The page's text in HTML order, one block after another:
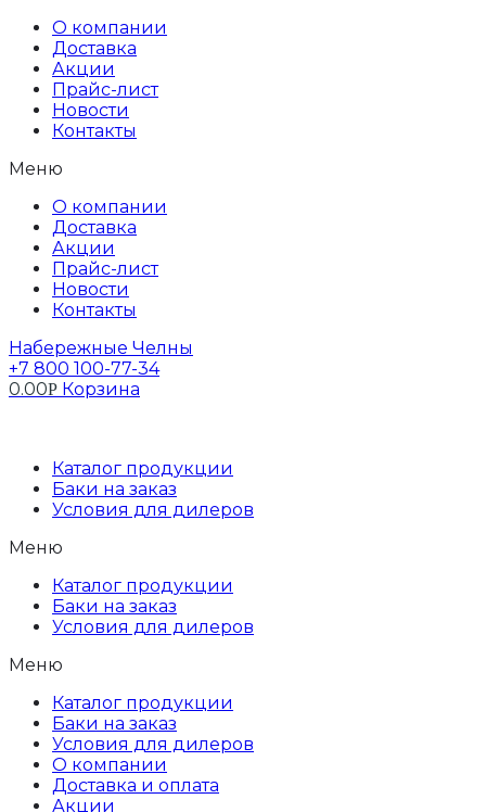
Перейти
содержимому
О компании
Доставка
Акции
Прайс-лист
Новости
Контакты
Меню
О компании
Доставка
Акции
Прайс-лист
Новости
Контакты
Набережные Челны
+7 800 100-77-34
0.00Р Корзина
Каталог продукции
Баки на заказ
Условия для дилеров
Меню
Каталог продукции
Баки на заказ
Условия для дилеров
Меню
Каталог продукции
Баки на заказ
Условия для дилеров
О компании
Доставка и оплата
Акции